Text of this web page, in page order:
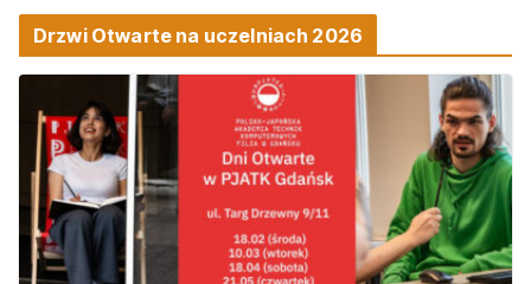
Drzwi Otwarte na uczelniach 2026